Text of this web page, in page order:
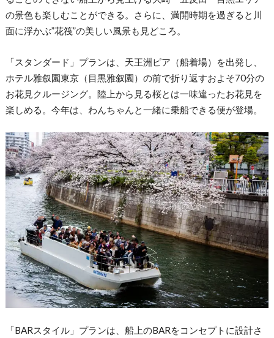
の景色も楽しむことができる。さらに、満開時期を過ぎると川
面に浮かぶ”花筏”の美しい風景も見どころ。
「スタンダード」プランは、天王洲ピア（船着場）を出発し、
ホテル雅叙園東京（目黒雅叙園）の前で折り返すおよそ70分の
お花見クルージング。​陸上から見る桜とは一味違ったお花見を
楽しめる。今年は、わんちゃんと一緒に乗船できる便が登場。
「BARスタイル」プランは、船上のBARをコンセプトに設計さ